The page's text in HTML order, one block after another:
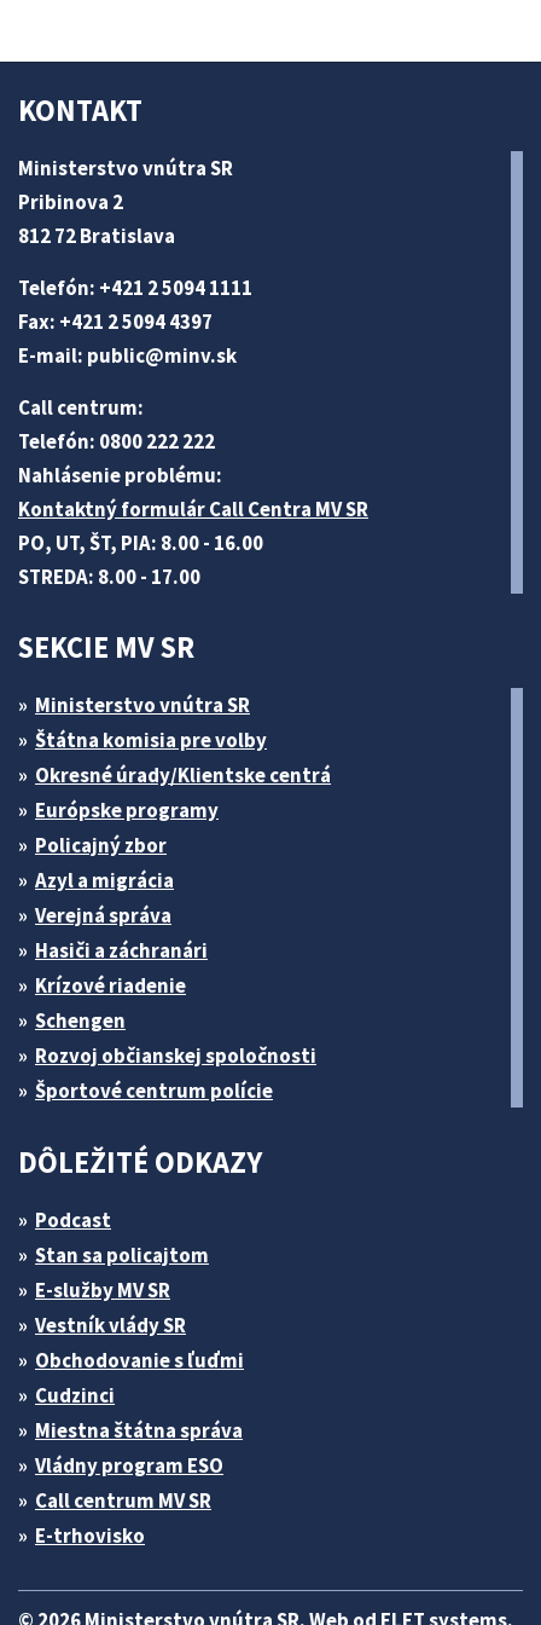
KONTAKT
Ministerstvo vnútra SR
Pribinova 2
812 72 Bratislava
Telefón: +421 2 5094 1111
Fax: +421 2 5094 4397
E-mail: public@minv.sk
Call centrum:
Telefón: 0800 222 222
Nahlásenie problému:
Kontaktný formulár Call Centra MV SR
PO, UT, ŠT, PIA: 8.00 - 16.00
STREDA: 8.00 - 17.00
SEKCIE MV SR
Ministerstvo vnútra SR
Štátna komisia pre volby
Okresné úrady/Klientske centrá
Európske programy
Policajný zbor
Azyl a migrácia
Verejná správa
Hasiči a záchranári
Krízové riadenie
Schengen
Rozvoj občianskej spoločnosti
Športové centrum polície
DÔLEŽITÉ ODKAZY
Podcast
Stan sa policajtom
E-služby MV SR
Vestník vlády SR
Obchodovanie s ľuďmi
Cudzinci
Miestna štátna správa
Vládny program ESO
Call centrum MV SR
E-trhovisko